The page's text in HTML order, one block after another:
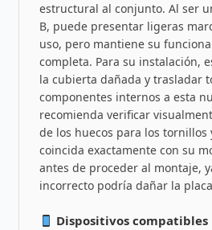
estructural al conjunto. Al ser
B, puede presentar ligeras
uso, pero mantiene su
completa. Para su instalación,
la cubierta dañada y trasladar
componentes internos a esta
recomienda verificar
de los huecos para los tornillos
coincida exactamente con su
antes de proceder al montaje,
incorrecto podría dañar la
Dispositivos compatibles